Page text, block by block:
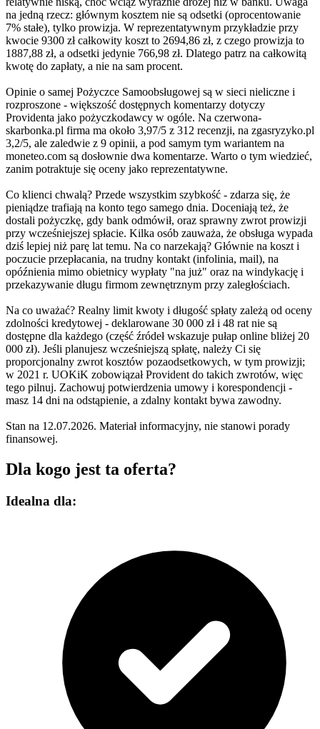
na jedną rzecz: głównym kosztem nie są odsetki (oprocentowanie
7% stałe), tylko prowizja. W reprezentatywnym przykładzie przy
kwocie 9300 zł całkowity koszt to 2694,86 zł, z czego prowizja to
1887,88 zł, a odsetki jedynie 766,98 zł. Dlatego patrz na całkowitą
kwotę do zapłaty, a nie na sam procent.
Opinie o samej Pożyczce Samoobsługowej są w sieci nieliczne i
rozproszone - większość dostępnych komentarzy dotyczy
Providenta jako pożyczkodawcy w ogóle. Na czerwona-
skarbonka.pl firma ma około 3,97/5 z 312 recenzji, na zgasryzyko.pl
3,2/5, ale zaledwie z 9 opinii, a pod samym tym wariantem na
moneteo.com są dosłownie dwa komentarze. Warto o tym wiedzieć,
zanim potraktuje się oceny jako reprezentatywne.
Co klienci chwalą? Przede wszystkim szybkość - zdarza się, że
pieniądze trafiają na konto tego samego dnia. Doceniają też, że
dostali pożyczkę, gdy bank odmówił, oraz sprawny zwrot prowizji
przy wcześniejszej spłacie. Kilka osób zauważa, że obsługa wypada
dziś lepiej niż parę lat temu. Na co narzekają? Głównie na koszt i
poczucie przepłacania, na trudny kontakt (infolinia, mail), na
opóźnienia mimo obietnicy wypłaty "na już" oraz na windykację i
przekazywanie długu firmom zewnętrznym przy zaległościach.
Na co uważać? Realny limit kwoty i długość spłaty zależą od oceny
zdolności kredytowej - deklarowane 30 000 zł i 48 rat nie są
dostępne dla każdego (część źródeł wskazuje pułap online bliżej 20
000 zł). Jeśli planujesz wcześniejszą spłatę, należy Ci się
proporcjonalny zwrot kosztów pozaodsetkowych, w tym prowizji;
w 2021 r. UOKiK zobowiązał Provident do takich zwrotów, więc
tego pilnuj. Zachowuj potwierdzenia umowy i korespondencji -
masz 14 dni na odstąpienie, a zdalny kontakt bywa zawodny.
Stan na 12.07.2026. Materiał informacyjny, nie stanowi porady
finansowej.
Dla kogo jest ta oferta?
Idealna dla: